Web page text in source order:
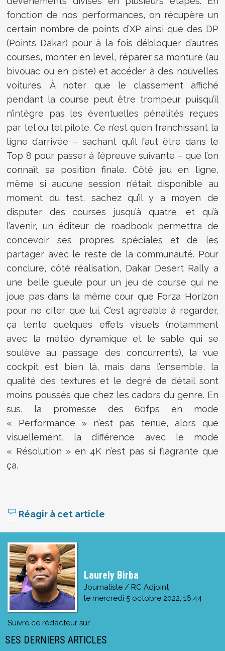
fonction de nos performances, on récupère un
certain nombre de points d’XP ainsi que des DP
(Points Dakar) pour à la fois débloquer d’autres
courses, monter en level, réparer sa monture (au
bivouac ou en piste) et accéder à des nouvelles
voitures. À noter que le classement affiché
pendant la course peut être trompeur puisqu’il
n’intègre pas les éventuelles pénalités reçues
par tel ou tel pilote. Ce n’est qu’en franchissant la
ligne d’arrivée – sachant qu’il faut être dans le
Top 8 pour passer à l’épreuve suivante – que l’on
connaît sa position finale. Côté jeu en ligne,
même si aucune session n’était disponible au
moment du test, sachez qu’il y a moyen de
disputer des courses jusqu’à quatre, et qu’à
l’avenir, un éditeur de roadbook permettra de
concevoir ses propres spéciales et de les
partager avec le reste de la communauté. Pour
conclure, côté réalisation, Dakar Desert Rally a
une belle gueule pour un jeu de course qui ne
joue pas dans la même cour que Forza Horizon
pour ne citer que lui. C’est agréable à regarder,
ça tente quelques effets visuels (notamment
avec la météo dynamique et le sable qui se
soulève au passage des concurrents), la vue
cockpit est bien là, mais dans l’ensemble, la
qualité des textures et le degré de détail sont
moins poussés que chez les cadors du genre. En
sus, la promesse des 60fps en mode
« Performance » n’est pas tenue, alors que
visuellement, la différence avec le mode
« Résolution » en 4K n’est pas si flagrante que
ça.
Réagir à cet article
Laurely Birba
Journaliste / RC Adjoint
le mercredi 5 octobre 2022, 16:44
Suivre ce rédacteur sur
SES DERNIERS ARTICLES